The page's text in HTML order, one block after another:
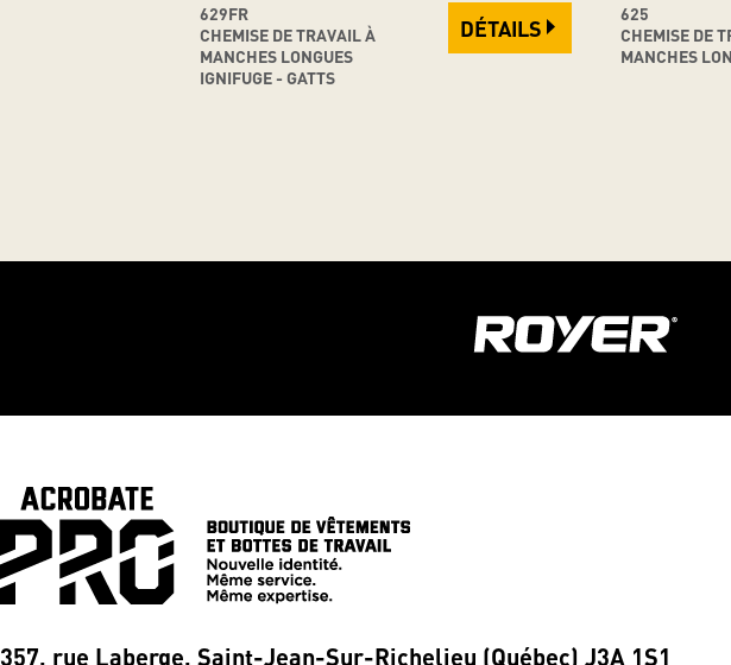
629FR
CHEMISE DE TRAVAIL À
MANCHES LONGUES
IGNIFUGE - GATTS
DÉTAILS
625
CHEMISE DE
MANCHES
357, rue Laberge, Saint-Jean-Sur-Richelieu (Québec) J3A 1S1